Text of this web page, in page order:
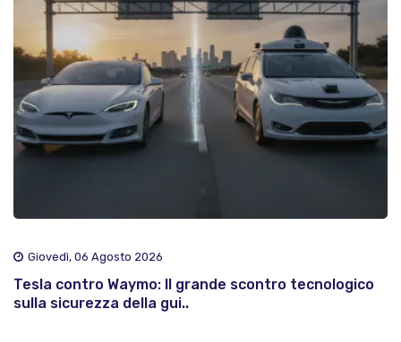
Giovedì, 06 Agosto 2026
Tesla contro Waymo: Il grande scontro tecnologico
sulla sicurezza della gui..